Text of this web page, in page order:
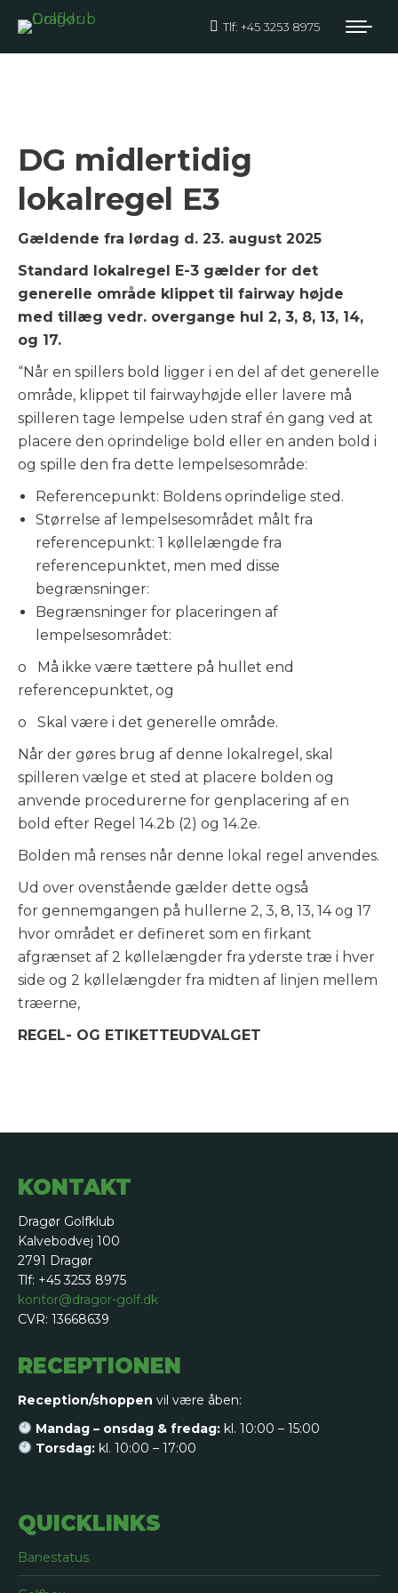
Tlf: +45 3253 8975
DG midlertidig
lokalregel E3
Gældende fra lørdag d. 23. august 2025
Standard lokalregel E-3 gælder for det
generelle område klippet til fairway højde
med tillæg vedr. overgange hul 2, 3, 8, 13, 14,
og 17.
“Når en spillers bold ligger i en del af det generelle
område, klippet til fairwayhøjde eller lavere må
spilleren tage lempelse uden straf én gang ved at
placere den oprindelige bold eller en anden bold i
og spille den fra dette lempelsesområde:
Referencepunkt: Boldens oprindelige sted.
Størrelse af lempelsesområdet målt fra
referencepunkt: 1 køllelængde fra
referencepunktet, men med disse
begrænsninger:
Begrænsninger for placeringen af
lempelsesområdet:
o Må ikke være tættere på hullet end
referencepunktet, og
o Skal være i det generelle område.
Når der gøres brug af denne lokalregel, skal
spilleren vælge et sted at placere bolden og
anvende procedurerne for genplacering af en
bold efter Regel 14.2b (2) og 14.2e.
Bolden må renses når denne lokal regel anvendes.
Ud over ovenstående gælder dette også
for gennemgangen på hullerne 2, 3, 8, 13, 14 og 17
hvor området er defineret som en firkant
afgrænset af 2 køllelængder fra yderste træ i hver
side og 2 køllelængder fra midten af linjen mellem
træerne,
REGEL- OG ETIKETTEUDVALGET
KONTAKT
Dragør Golfklub
Kalvebodvej 100
2791 Dragør
Tlf: +45 3253 8975
kontor@dragor-golf.dk
CVR: 13668639
RECEPTIONEN
Reception/shoppen vil være åben:
Mandag – onsdag & fredag:kl. 10:00 – 15:00
Torsdag:kl. 10:00 – 17:00
QUICKLINKS
Banestatus